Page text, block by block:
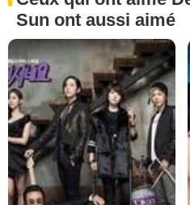
Sun ont aussi aimé